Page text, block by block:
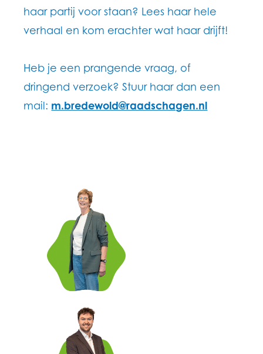
haar partij voor staan? Lees haar hele
verhaal en kom erachter wat haar drijft!
Heb je een prangende vraag, of
dringend verzoek? Stuur haar dan een
mail: m.bredewold@raadschagen.nl